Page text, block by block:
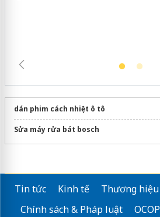
dán phim cách nhiệt ô tô
Sửa máy rửa bát bosch
Tin tức Kinh tế Thương hiệu
Chính sách & Pháp luật
OCOP